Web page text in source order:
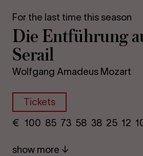
For the last time this season
Die Entführung
Serail
Wolfgang Amadeus Mozart
Tickets
€
100 85 73​ 58 38 25​ 12
show more